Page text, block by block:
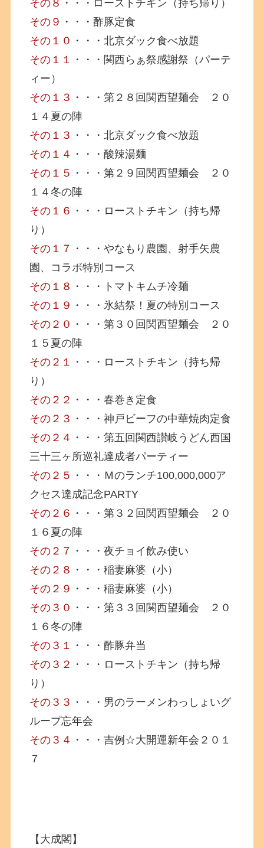
その８ ・・・ローストチキン（持ち帰り）
その９ ・・・酢豚定食
その１０ ・・・北京ダック食べ放題
その１１ ・・・関西らぁ祭感謝祭（パーテ
ィー）
その１３ ・・・第２８回関西望麺会 ２０
１４夏の陣
その１３ ・・・北京ダック食べ放題
その１４ ・・・酸辣湯麺
その１５ ・・・第２９回関西望麺会 ２０
１４冬の陣
その１６ ・・・ローストチキン（持ち帰
り）
その１７ ・・・やなもり農園、射手矢農
園、コラボ特別コース
その１８ ・・・トマトキムチ冷麺
その１９ ・・・氷結祭！夏の特別コース
その２０ ・・・第３０回関西望麺会 ２０
１５夏の陣
その２１ ・・・ローストチキン（持ち帰
り）
その２２ ・・・春巻き定食
その２３ ・・・神戸ビーフの中華焼肉定食
その２４ ・・・第五回関西讃岐うどん西国
三十三ヶ所巡礼達成者パーティー
その２５ ・・・Ｍのランチ100,000,000ア
クセス達成記念PARTY
その２６ ・・・第３２回関西望麺会 ２０
１６夏の陣
その２７ ・・・夜チョイ飲み使い
その２８ ・・・稲妻麻婆（小）
その２９ ・・・稲妻麻婆（小）
その３０ ・・・第３３回関西望麺会 ２０
１６冬の陣
その３１ ・・・酢豚弁当
その３２ ・・・ローストチキン（持ち帰
り）
その３３ ・・・男のラーメンわっしょいグ
ループ忘年会
その３４ ・・・吉例☆大開運新年会２０１
７
【大成閣】